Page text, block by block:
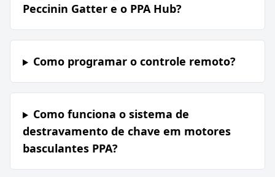
Peccinin Gatter e o PPA Hub?
Como programar o controle remoto?
Como funciona o sistema de
destravamento de chave em motores
basculantes PPA?